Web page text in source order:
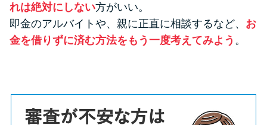
れは絶対にしない方がいい。
即金のアルバイトや、親に正直に相談するなど、 お
金を借りずに済む方法をもう一度考えてみよう 。